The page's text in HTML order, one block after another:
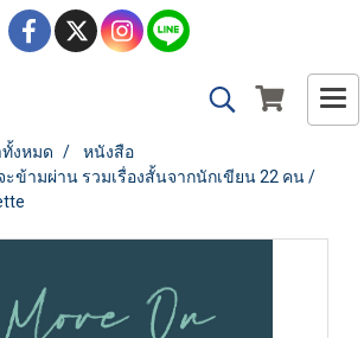
งหมด
หนังสือ
ะข้ามผ่าน รวมเรื่องสั้นจากนักเขียน 22 คน /